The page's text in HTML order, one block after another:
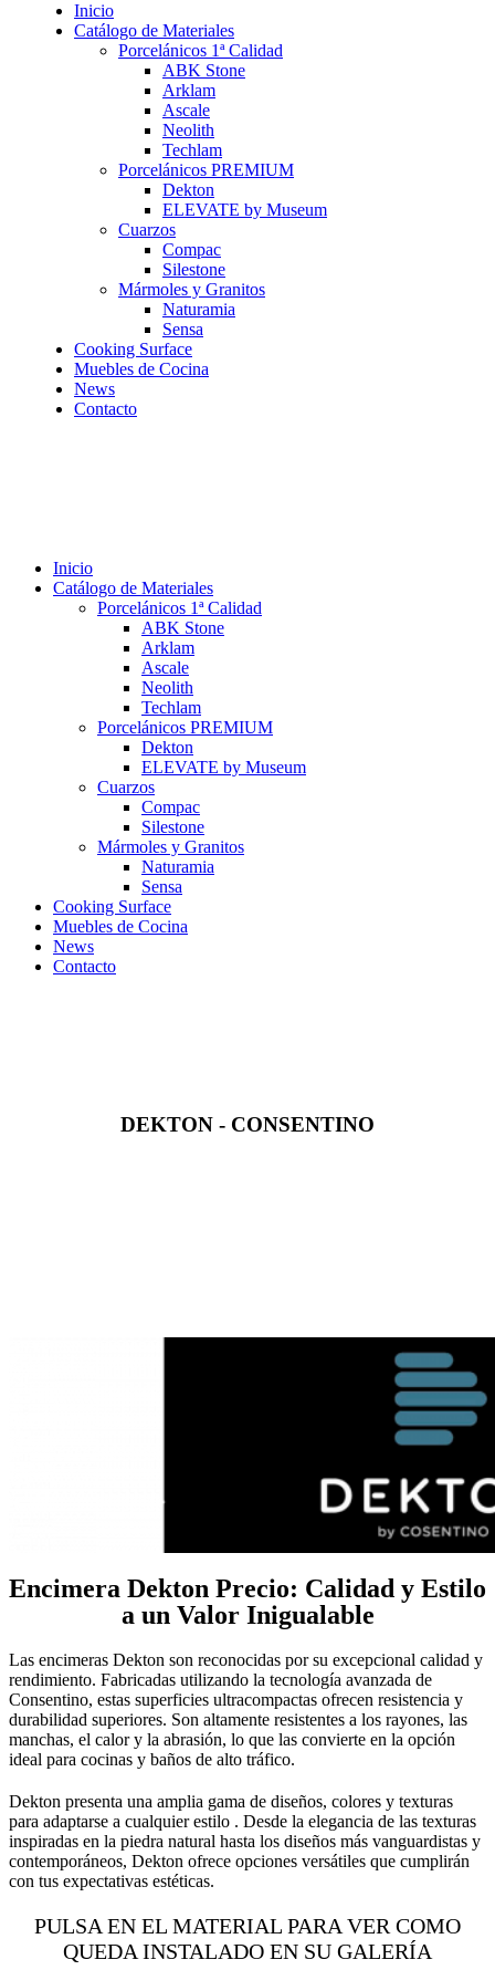
Inicio
Catálogo de Materiales
Porcelánicos 1ª Calidad
ABK Stone
Arklam
Ascale
Neolith
Techlam
Porcelánicos PREMIUM
Dekton
ELEVATE by Museum
Cuarzos
Compac
Silestone
Mármoles y Granitos
Naturamia
Sensa
Cooking Surface
Muebles de Cocina
News
Contacto
Inicio
Catálogo de Materiales
Porcelánicos 1ª Calidad
ABK Stone
Arklam
Ascale
Neolith
Techlam
Porcelánicos PREMIUM
Dekton
ELEVATE by Museum
Cuarzos
Compac
Silestone
Mármoles y Granitos
Naturamia
Sensa
Cooking Surface
Muebles de Cocina
News
Contacto
DEKTON - CONSENTINO
Encimera Dekton Precio: Calidad y Estilo
a un Valor Inigualable
Las encimeras Dekton son reconocidas por su excepcional calidad y
rendimiento. Fabricadas utilizando la tecnología avanzada de
Consentino, estas superficies ultracompactas ofrecen resistencia y
durabilidad superiores. Son altamente resistentes a los rayones, las
manchas, el calor y la abrasión, lo que las convierte en la opción
ideal para cocinas y baños de alto tráfico.
Dekton presenta una amplia gama de diseños, colores y texturas
para adaptarse a cualquier estilo . Desde la elegancia de las texturas
inspiradas en la piedra natural hasta los diseños más vanguardistas y
contemporáneos, Dekton ofrece opciones versátiles que cumplirán
con tus expectativas estéticas.
PULSA EN EL MATERIAL PARA VER COMO
QUEDA INSTALADO EN SU GALERÍA